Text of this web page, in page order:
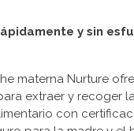
y sin
materna Nurture
extraer y recoger
con